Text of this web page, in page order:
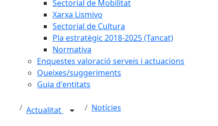
Sectorial de Mobilitat
Xarxa Lismivo
Sectorial de Cultura
Pla estratègic 2018-2025 (Tancat)
Normativa
Enquestes valoració serveis i actuacions
Queixes/suggeriments
Guia d'entitats
Actualitat Notícies